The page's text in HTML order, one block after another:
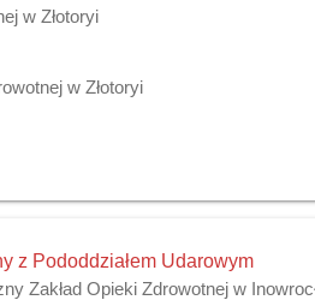
w Złotoryi
w Złotoryi
z Pododdziałem Udarowym
Zakład Opieki Zdrowotnej w